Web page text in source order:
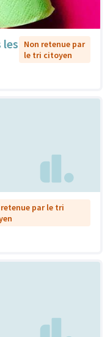
les
Non retenue par
le tri citoyen
par le tri